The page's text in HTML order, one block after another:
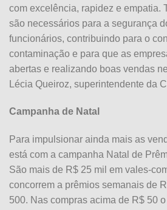
com excelência, rapidez e empatia.
são necessários para a segurança
funcionários, contribuindo para o
contaminação e para que as
abertas e realizando boas vendas
Lécia Queiroz, superintendente da
Campanha de Natal
Para impulsionar ainda mais as
está com a campanha Natal de
São mais de R$ 25 mil em vales-
concorrem a prêmios semanais de
500. Nas compras acima de R$ 50